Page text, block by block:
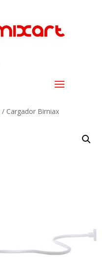
/ Cargador Birniax